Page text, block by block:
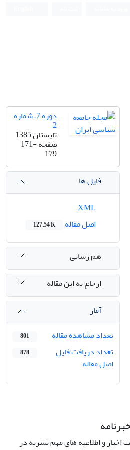
دوره 7، شماره
2
تابستان 1385
صفحه171-
179
فایل ها
اصل مقاله
127.54 K
هم رسانی
ارجاع به این مقاله
آمار
تعداد مشاهده مقاله
801
تعداد دریافت فایل
اصل مقاله
878
اخبار و اطلاعیه های مهم نشریه در